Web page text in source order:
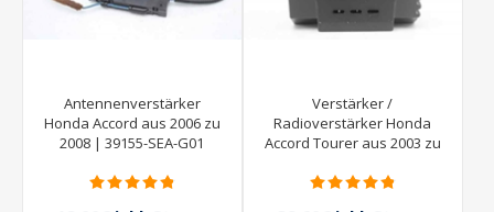
Antennenverstärker
Honda Accord aus 2006 zu
2008 | 39155-SEA-G01
Verstärker /
Radioverstärker Honda
Accord Tourer aus 2003 zu